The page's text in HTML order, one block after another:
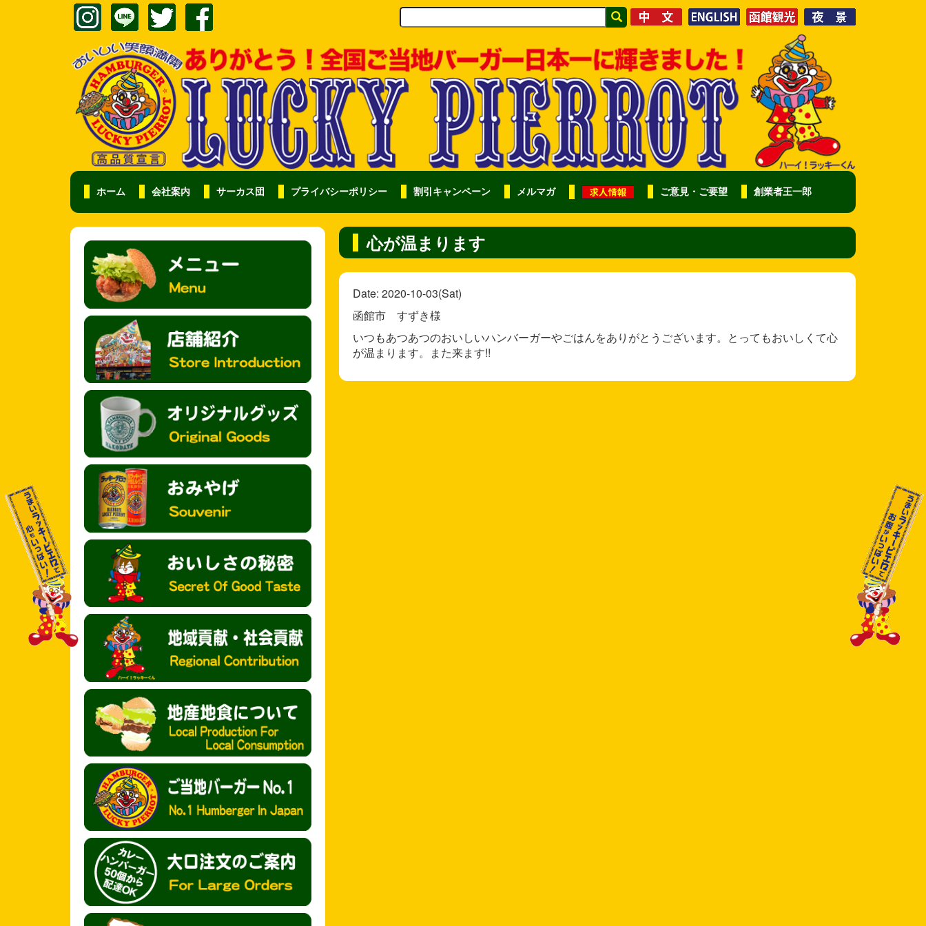
ホーム 会社案内 サーカス団 プライバシーポリシー 割引キャンペーン メルマガ ご意見・ご要望 創業者王一郎
心が温まります
Date: 2020-10-03(Sat)
函館市 すずき様
いつもあつあつのおいしいハンバーガーやごはんをありがとうございます。とってもおいしくて心
が温まります。また来ます!!